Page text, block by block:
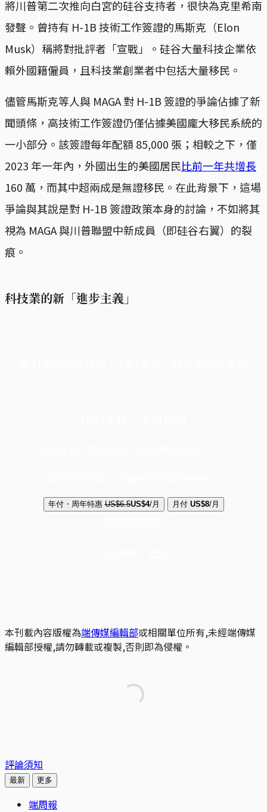
將川普第二次推向白宮的硅谷支持者，很快為克里希南
發聲。曾持有 H-1B 技術工作簽證的馬斯克（Elon
Musk）稱將對批評者「宣戰」。硅谷大量科技企業依
賴外國籍僱員，且科技業創業者中包括大量移民。
儘管馬斯克等人與 MAGA 對 H-1B 簽證的爭論佔據了新
聞頭條，高技術工作簽證仍僅佔據美國龐大移民系統的
一小部分。該簽證每年配額 85,000 張；相較之下，僅
2023 年一年內，外國出生的美國居民比前一年共增長
160 萬，而其中超兩成是無證移民。在此背景下，這場
爭論與其說是對 H-1B 簽證政策本身的討論，不如將其
視為 MAGA 與川普聯盟中新成員（即硅谷右翼）的裂
痕。
科技業的新「進步主義」
年付・周年特惠 US$6.5US$4/月 月付 US$8/月
本刊載內容版權為端傳媒編輯部或相關單位所有,未經端傳媒
編輯部授權,請勿轉載或複製,否則即為侵權。
評論須知
最新 更多
端周報